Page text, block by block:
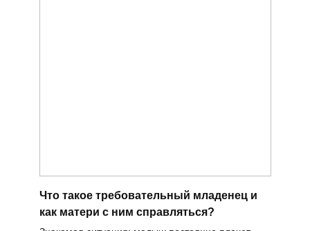
Что такое требовательный младенец и
как матери с ним справляться?